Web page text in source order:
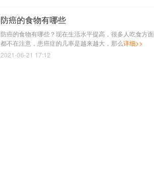
防癌的食物有哪些
防癌的食物有哪些？现在生活水平提高，很多人吃食方面
都不在注意，患癌症的几率是越来越大，那么详细>>
2021-06-21 17:12